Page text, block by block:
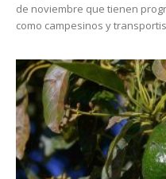
de noviembre que tienen
como campesinos y